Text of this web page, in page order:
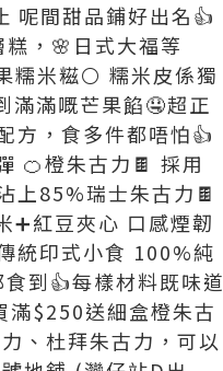
呢間甜品鋪好出名👍
，🌸日式大福等
糯米糍⚪ 糯米皮係獨
滿滿嘅芒果餡🤤超正
方，食多件都唔怕👍
🍊橙朱古力🍫 採用
上85%瑞士朱古力🍫
紅豆夾心 口感煙韌
統印式小食 100%純
食到👍每樣材料既味道
滿$250送細盒橙朱古
杜拜朱古力，可以